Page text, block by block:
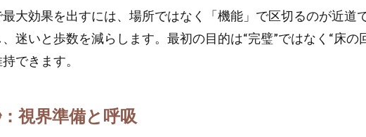
大効果を出すには、場所ではなく「機能」で区切るのが近道
迷いと歩数を減らします。最初の目的は“完璧”ではなく“床の
できます。
視界準備と呼吸